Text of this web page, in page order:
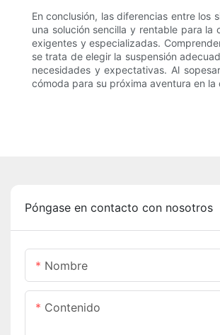
En conclusión, las diferencias entre los
una solución sencilla y rentable para
exigentes y especializadas.
se trata de elegir la suspensión
necesidades y expectativas. Al
cómoda para su próxima aventura en la
Póngase en contacto con nosotros
Nombre
Contenido